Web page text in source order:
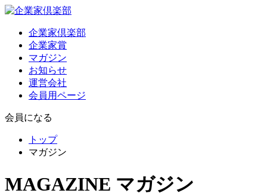
企業家倶楽部
企業家賞
マガジン
お知らせ
運営会社
会員用ページ
会員になる
トップ
マガジン
MAGAZINE マガジン